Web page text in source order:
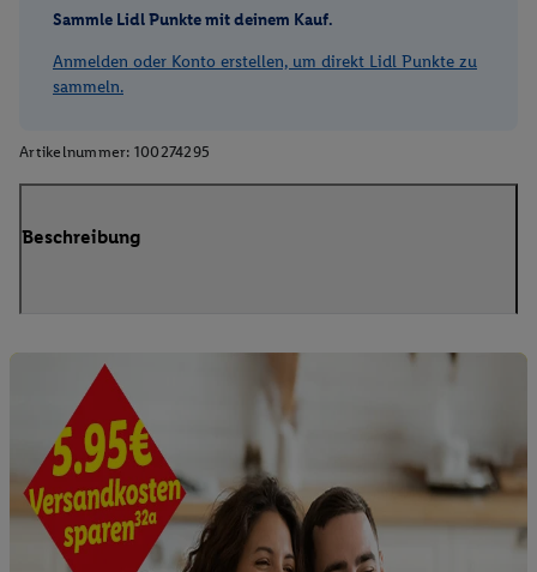
Sammle Lidl Punkte mit deinem Kauf.
Anmelden oder Konto erstellen, um direkt Lidl Punkte zu
sammeln.
Artikelnummer: 100274295
Beschreibung